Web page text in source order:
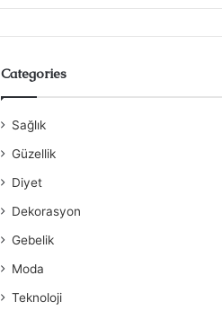
Categories
Sağlık
Güzellik
Diyet
Dekorasyon
Gebelik
Moda
Teknoloji